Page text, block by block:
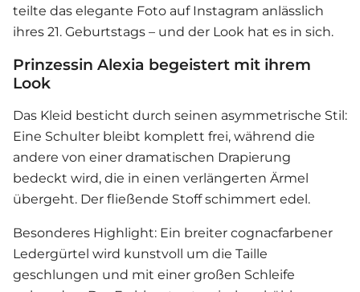
teilte das elegante Foto auf Instagram anlässlich
ihres 21. Geburtstags – und der Look hat es in sich.
Prinzessin Alexia begeistert mit ihrem
Look
Das Kleid besticht durch seinen asymmetrische Stil:
Eine Schulter bleibt komplett frei, während die
andere von einer dramatischen Drapierung
bedeckt wird, die in einen verlängerten Ärmel
übergeht. Der fließende Stoff schimmert edel.
Besonderes Highlight: Ein breiter cognacfarbener
Ledergürtel wird kunstvoll um die Taille
geschlungen und mit einer großen Schleife